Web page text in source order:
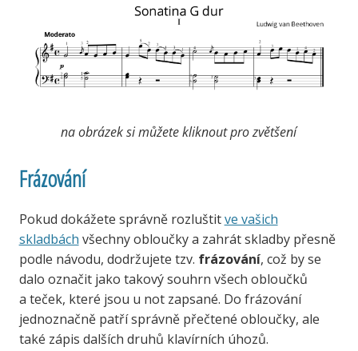
na obrázek si můžete kliknout pro zvětšení
Frázování
Pokud dokážete správně rozluštitve vašich
skladbách všechny obloučky a zahrát skladby přesně
podle návodu, dodržujete tzv. frázování, což by se
dalo označit jako takový souhrn všech obloučků
a teček, které jsou u not zapsané. Do frázování
jednoznačně patří správně přečtené obloučky, ale
také zápis dalších druhů klavírních úhozů.